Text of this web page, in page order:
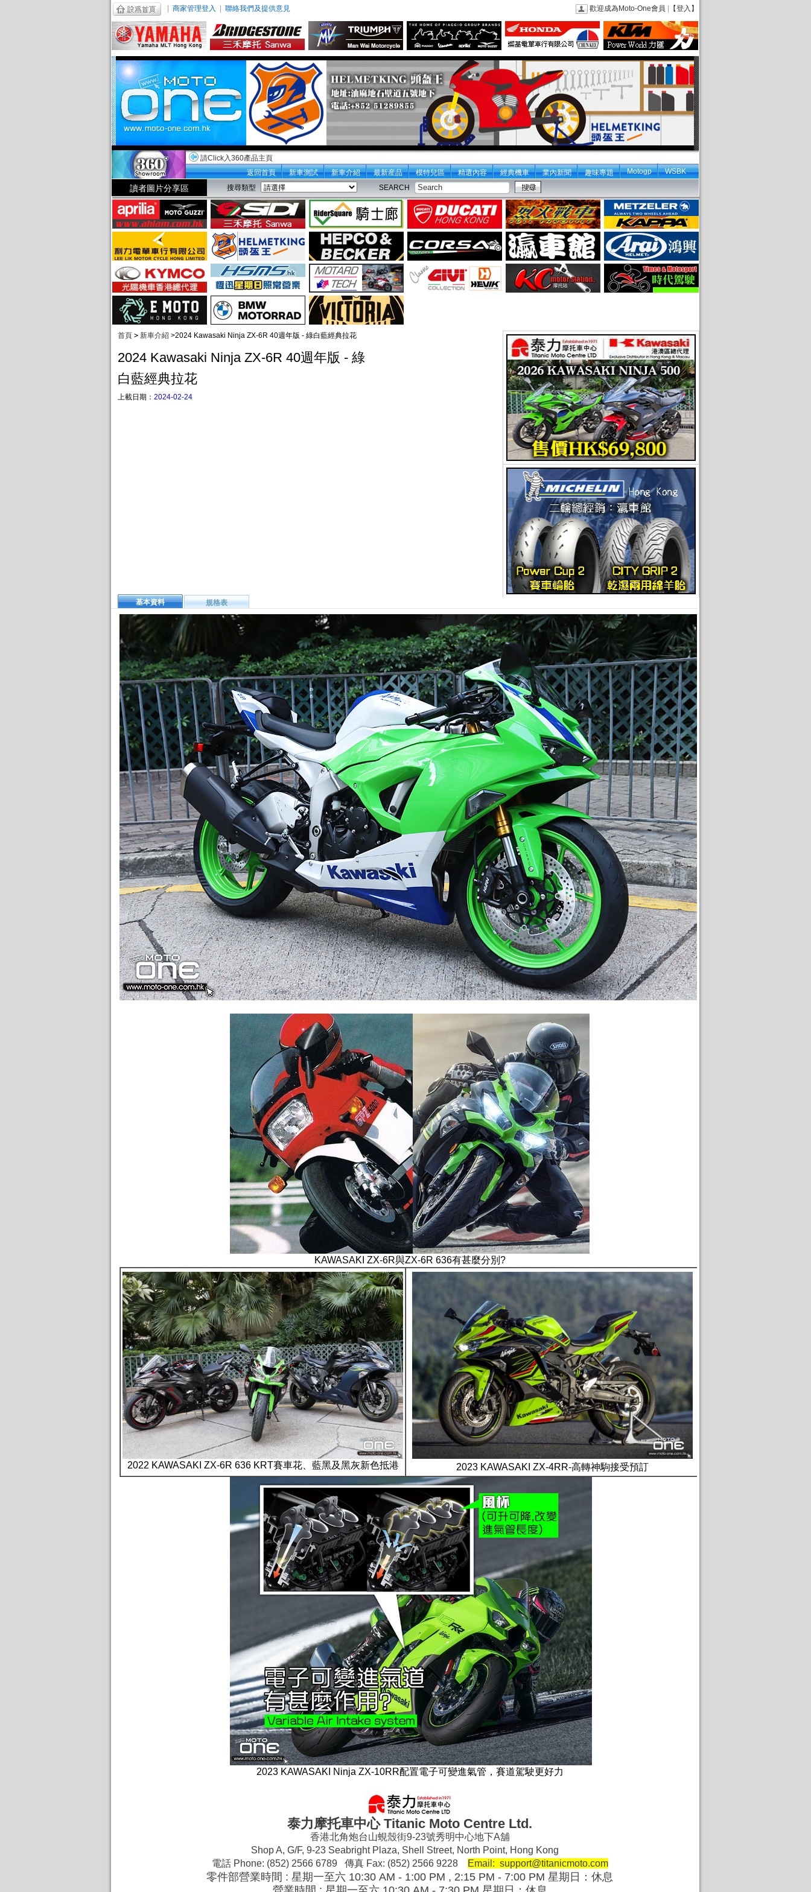
商家管理登入 聯絡我們及提供意見 歡迎成為Moto-One會員 【登入】
請Click入360產品主頁
返回首頁
新車測試 新車介紹 最新産品 模特兒區 精選內容 經典機車 業內新聞 趣味專題 Motogp WSBK
讀者圖片分享區 搜尋類型 SEARCH
首頁 > 新車介紹 >2024 Kawasaki Ninja ZX-6R 40週年版 - 綠白藍經典拉花
2024 Kawasaki Ninja ZX-6R 40週年版 - 綠
白藍經典拉花
上載日期： 2024-02-24
基本資料 規格表
KAWASAKI ZX-6R與ZX-6R 636有甚麼分別?
2022 KAWASAKI ZX-6R 636 KRT賽車花、藍黑及黑灰新色抵港 2023 KAWASAKI ZX-4RR-高轉神駒接受預訂
2023 KAWASAKI Ninja ZX-10RR配置電子可變進氣管，賽道駕駛更好力
泰力摩托車中心 Titanic Moto Centre Ltd.
香港北角炮台山蜆殼街9-23號秀明中心地下A舖
Shop A, G/F, 9-23 Seabright Plaza, Shell Street, North Point, Hong Kong
電話 Phone: (852) 2566 6789 傳真 Fax: (852) 2566 9228
Email: support@titanicmoto.com
零件部營業時間 : 星期一至六 10:30 AM - 1:00 PM , 2:15 PM - 7:00 PM 星期日：休息